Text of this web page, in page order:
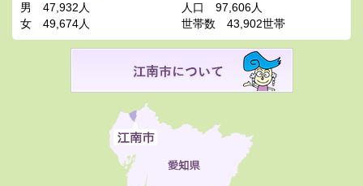
男
47,932人
女
49,674人
人口
97,606人
世帯数
43,902世帯